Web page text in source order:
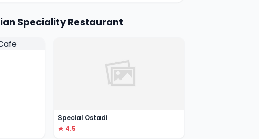
Speciality Restaurant
Special Ostadi
★ 4.5